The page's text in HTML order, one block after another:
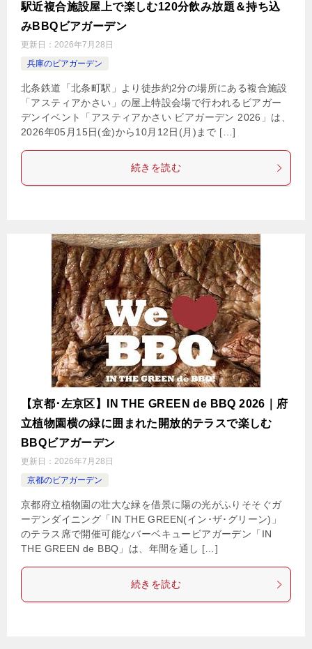
駅近複合施設屋上で楽しむ120分飲み放題＆持ち込
みBBQビアガーデン
更新日： 2026年7月28日
兵庫のビアガーデン
北条鉄道「北条町駅」より徒歩約2分の場所にある複合施設
「アスティアかさい」の屋上特設会場で行われるビアガー
デンイベント「アスティアかさい ビアガーデン 2026」は、
2026年05月15日(金)から10月12日(月)まで […]
続きを読む
【京都･左京区】IN THE GREEN de BBQ 2026｜府
立植物園横の緑に囲まれた開放的テラスで楽しむ
BBQビアガーデン
更新日： 2026年7月28日
京都のビアガーデン
京都府立植物園の壮大な緑を借景に陽の光がふりそそぐガ
ーデンダイニング「IN THE GREEN(イン･ザ･グリーン)」
のテラス席で開催可能なバーベキュービアガーデン「IN
THE GREEN de BBQ」は、年間を通し […]
続きを読む